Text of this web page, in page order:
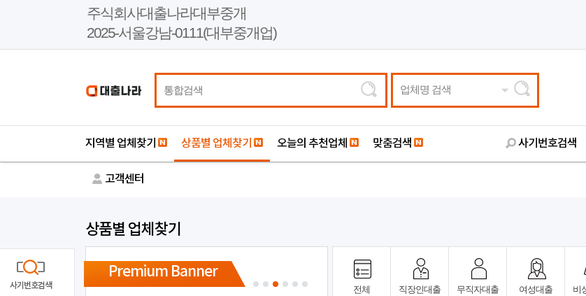
주식회사대출나라대부중개
2025-서울강남-0111(대부중개업)
업체명 검색
지역별 업체찾기 상품별 업체찾기 오늘의 추천업체 맞춤검색 사기번호검색
고객센터
상품별 업체찾기
Premium Banner
전체 직장인대출 무직자대출 여성대출 비
사기번호검색